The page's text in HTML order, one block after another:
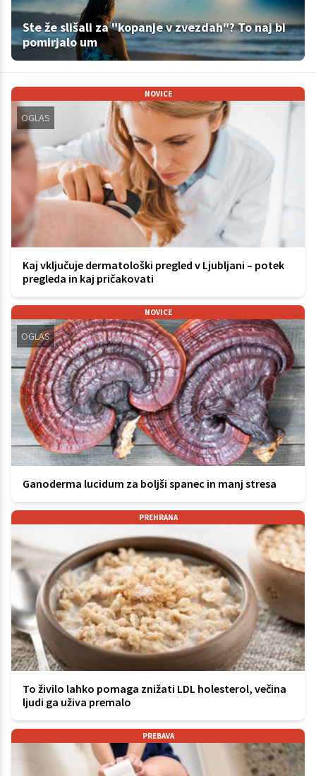
Ste že slišali za "kopanje v zvezdah"? To naj bi
pomirjalo um
NOVICE
OGLAS
Kaj vključuje dermatološki pregled v Ljubljani – potek
pregleda in kaj pričakovati
NOVICE
OGLAS
Ganoderma lucidum za boljši spanec in manj stresa
PREHRANA
To živilo lahko pomaga znižati LDL holesterol, večina
ljudi ga uživa premalo
PREBAVA